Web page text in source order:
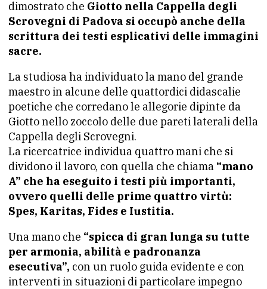
dimostrato che Giotto nella Cappella degli
Scrovegni di Padova si occupò anche della
scrittura dei testi esplicativi delle immagini
sacre.
La studiosa ha individuato la mano del grande
maestro in alcune delle quattordici didascalie
poetiche che corredano le allegorie dipinte da
Giotto nello zoccolo delle due pareti laterali della
Cappella degli Scrovegni.
La ricercatrice individua quattro mani che si
dividono il lavoro, con quella che chiama “mano
A” che ha eseguito i testi più importanti,
ovvero quelli delle prime quattro virtù:
Spes, Karitas, Fides e Iustitia.
Una mano che “spicca di gran lunga su tutte
per armonia, abilità e padronanza
esecutiva”, con un ruolo guida evidente e con
interventi in situazioni di particolare impegno